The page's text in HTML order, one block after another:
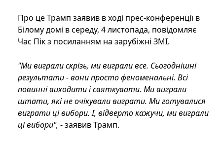
Про це Трамп заявив в ході прес-конференції в
Білому домі в середу, 4 листопада, повідомляє
Час Пік з посиланням на зарубіжні ЗМІ.
"Ми виграли скрізь, ми виграли все. Сьогоднішні
результати - вони просто феноменальні. Всі
повинні виходити і святкувати. Ми виграли
штати, які не очікували виграти. Ми готувалися
виграти ці вибори. І, відверто кажучи, ми виграли
ці вибори", - заявив Трамп.